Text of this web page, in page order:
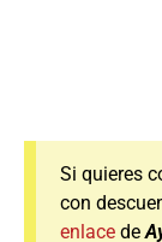
Si quieres
con
enlace de